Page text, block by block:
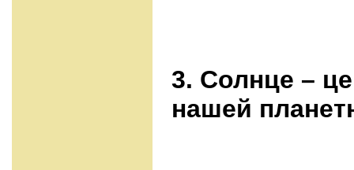
3. Солнце –
нашей